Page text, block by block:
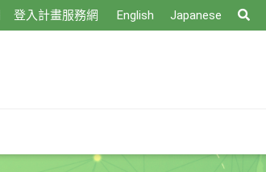
登入計畫服務網 English Japanese
尋